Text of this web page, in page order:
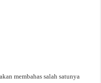
membahas salah satunya